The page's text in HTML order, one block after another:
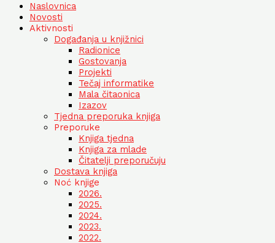
Naslovnica
Novosti
Aktivnosti
Događanja u knjižnici
Radionice
Gostovanja
Projekti
Tečaj informatike
Mala čitaonica
Izazov
Tjedna preporuka knjiga
Preporuke
Knjiga tjedna
Knjiga za mlade
Čitatelji preporučuju
Dostava knjiga
Noć knjige
2026.
2025.
2024.
2023.
2022.